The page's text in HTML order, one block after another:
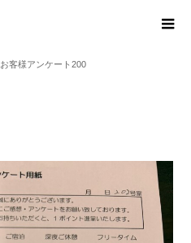
お客様アンケート200